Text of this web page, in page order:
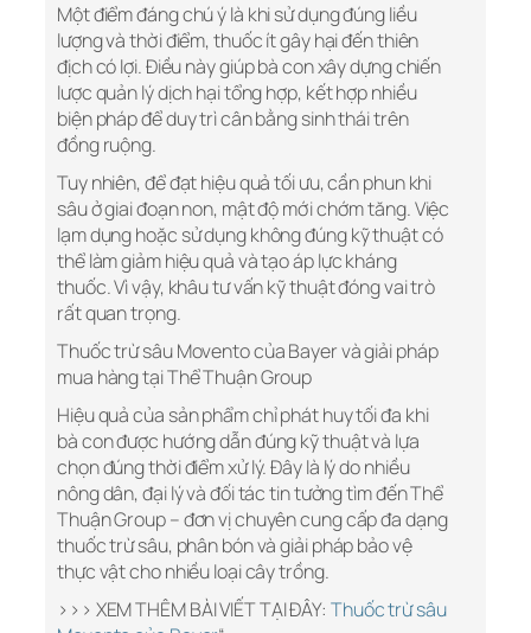
Một điểm đáng chú ý là khi sử dụng đúng liều
lượng và thời điểm, thuốc ít gây hại đến thiên
địch có lợi. Điều này giúp bà con xây dựng chiến
lược quản lý dịch hại tổng hợp, kết hợp nhiều
biện pháp để duy trì cân bằng sinh thái trên
đồng ruộng.
Tuy nhiên, để đạt hiệu quả tối ưu, cần phun khi
sâu ở giai đoạn non, mật độ mới chớm tăng. Việc
lạm dụng hoặc sử dụng không đúng kỹ thuật có
thể làm giảm hiệu quả và tạo áp lực kháng
thuốc. Vì vậy, khâu tư vấn kỹ thuật đóng vai trò
rất quan trọng.
Thuốc trừ sâu Movento của Bayer và giải pháp
mua hàng tại Thể Thuận Group
Hiệu quả của sản phẩm chỉ phát huy tối đa khi
bà con được hướng dẫn đúng kỹ thuật và lựa
chọn đúng thời điểm xử lý. Đây là lý do nhiều
nông dân, đại lý và đối tác tin tưởng tìm đến Thể
Thuận Group – đơn vị chuyên cung cấp đa dạng
thuốc trừ sâu, phân bón và giải pháp bảo vệ
thực vật cho nhiều loại cây trồng.
>>> XEM THÊM BÀI VIẾT TẠI ĐÂY: Thuốc trừ sâu